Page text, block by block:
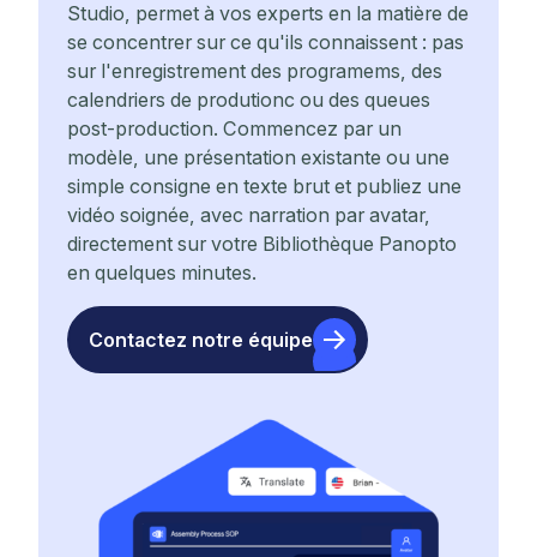
Studio, permet à vos experts en la matière de
se concentrer sur ce qu'ils connaissent : pas
sur l'enregistrement des programems, des
calendriers de produtionc ou des queues
post-production. Commencez par un
modèle, une présentation existante ou une
simple consigne en texte brut et publiez une
vidéo soignée, avec narration par avatar,
directement sur votre Bibliothèque Panopto
en quelques minutes.
Contactez notre équipe